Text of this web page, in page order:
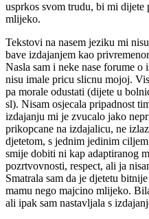
usprkos svom trudu, bi mi dijete
mlijeko.
Tekstovi na nasem jeziku mi
bave izdajanjem kao
Nasla sam i neke nase forume
nisu imale pricu slicnu mojoj.
pa morale odustati (dijete u
sl). Nisam osjecala pripadnost
izdajanju mi je zvucalo jako
prikopcane na izdajalicu, ne
djetetom, s jednim jedinim
smije dobiti ni kap adaptiranog
pozrtvovnosti, respect, ali ja
Smatrala sam da je djetetu
mamu nego majcino mlijeko.
ali ipak sam nastavljala s